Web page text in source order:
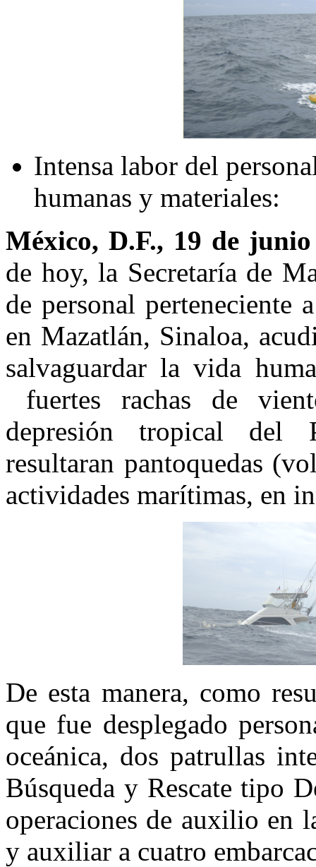
Intensa labor del
humanas y materiales:
México, D.F., 19 de
de hoy, la Secretaría de
de personal perteneciente
en Mazatlán, Sinaloa,
salvaguardar la vida
fuertes rachas de
depresión tropical del
resultaran pantoquedas
actividades marítimas, en
De esta manera, como
que fue desplegado
oceánica, dos patrullas
Búsqueda y Rescate tipo
operaciones de auxilio en
y auxiliar a cuatro